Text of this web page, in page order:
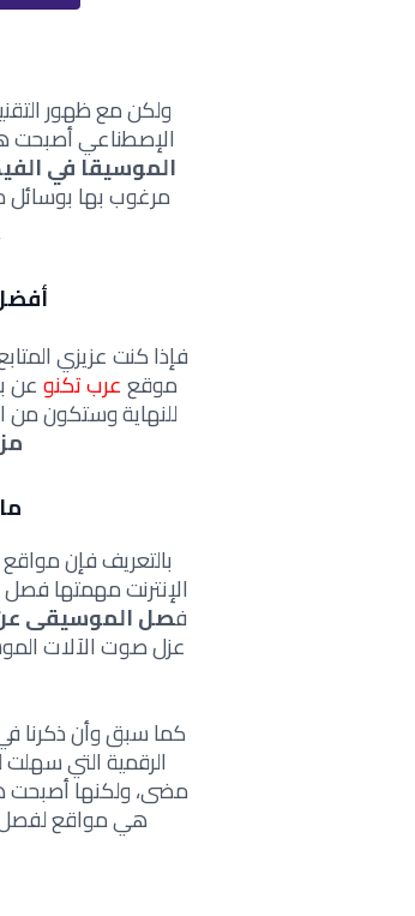
ولكن مع ظهور
الإصطناعي أصبحت
الموسيقا في
مرغوب بها
فإذا كنت عزيزي
موقععرب تكنوعن
للنهاية وستكون من
بالتعريف فإن
الإنترنت مهمتها
فصل الموسيقى
عزل صوت الآلات
كما سبق وأن ذكرنا
الرقمية التي
مضى، ولكنها أصبحت
هي مواقع لفصل